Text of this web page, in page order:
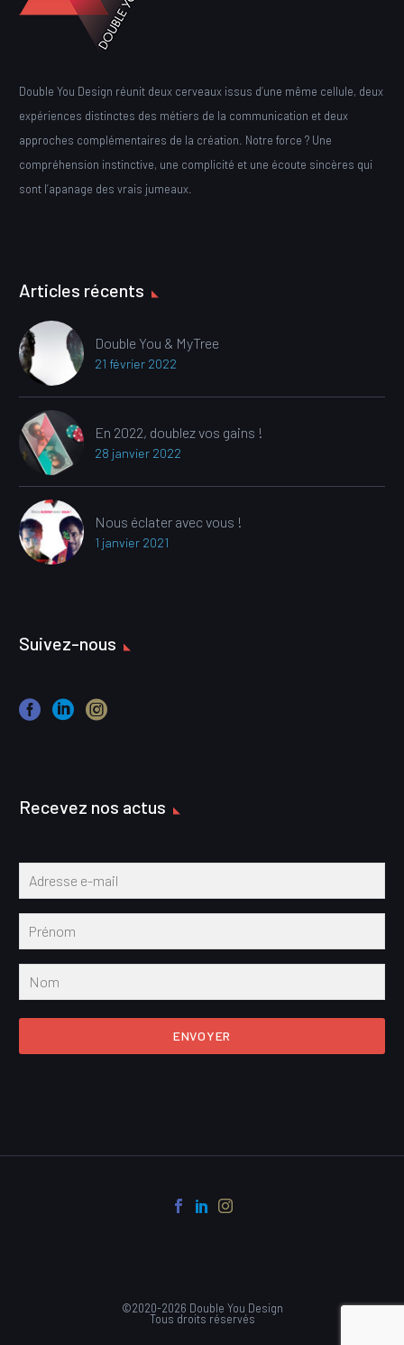
Double You Design réunit deux cerveaux issus d’une même cellule, deux
expériences distinctes des métiers de la communication et deux
approches complémentaires de la création. Notre force ? Une
compréhension instinctive, une complicité et une écoute sincères qui
sont l’apanage des vrais jumeaux.
Articles récents
Double You & MyTree
21 février 2022
En 2022, doublez vos gains !
28 janvier 2022
Nous éclater avec vous !
1 janvier 2021
Suivez-nous
Recevez nos actus
ENVOYER
©2020-2026 Double You Design
Tous droits réservés